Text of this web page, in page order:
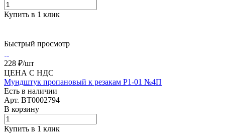
Купить в 1 клик
Быстрый просмотр
228 ₽/шт
ЦЕНА С НДС
Мундштук пропановый к резакам Р1-01 №4П
Есть в наличии
Арт. BT0002794
В корзину
Купить в 1 клик